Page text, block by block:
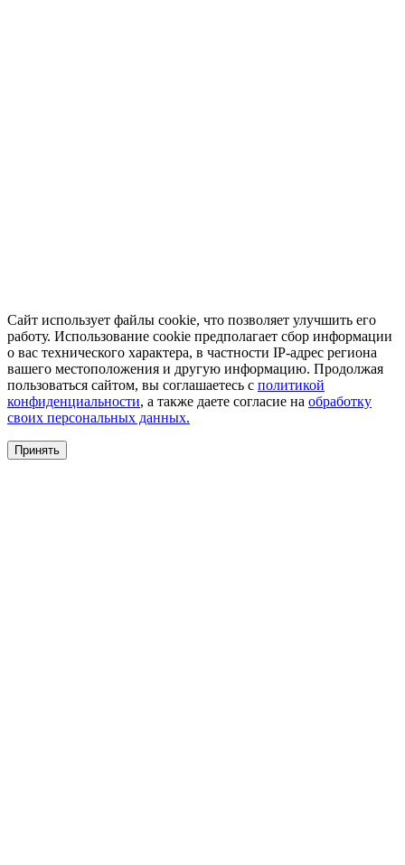
Сайт использует файлы cookie, что позволяет улучшить его
работу. Использование cookie предполагает сбор информации
о вас технического характера, в частности IP-адрес региона
вашего местоположения и другую информацию. Продолжая
пользоваться сайтом, вы соглашаетесь с политикой
конфиденциальности, а также даете согласие на обработку
своих персональных данных.
Принять